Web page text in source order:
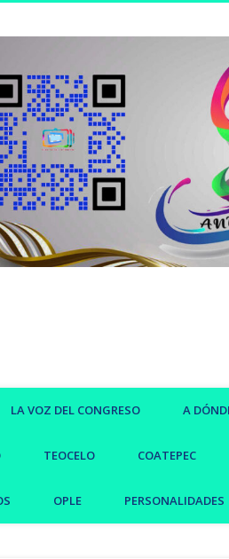
con visión joven.
LA VOZ DEL CONGRESO A
TEOCELO COATEPEC
OPLE PERSONALIDADES